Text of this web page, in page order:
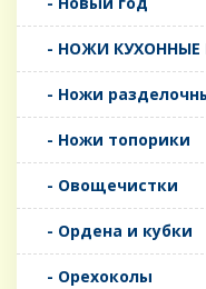
- НОЖИ КУХОННЫЕ
- Ножи
- Ножи топорики
- Овощечистки
- Ордена и кубки
- Орехоколы